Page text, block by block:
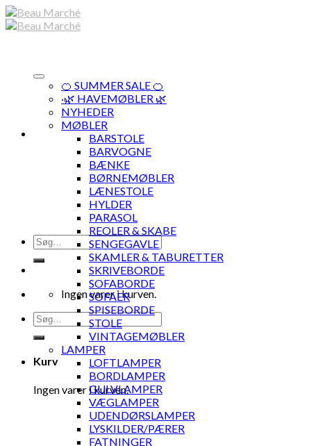
Skip
to
Søg
efter:
Ingen varer i kurven.
Søg
efter:
Kurv
Ingen varer i kurven.
🍊 SUMMER SALE 🍊
·🌿 HAVEMØBLER 🌿
NYHEDER
MØBLER
BARSTOLE
BARVOGNE
BÆNKE
BØRNEMØBLER
LÆNESTOLE
HYLDER
PARASOL
REOLER & SKABE
SENGEGAVLE
SKAMLER & TABURETTER
SKRIVEBORDE
SOFABORDE
SOFAER
SPISEBORDE
STOLE
VINTAGEMØBLER
LAMPER
LOFTLAMPER
BORDLAMPER
GULVLAMPER
VÆGLAMPER
UDENDØRSLAMPER
LYSKILDER/PÆRER
FATNINGER